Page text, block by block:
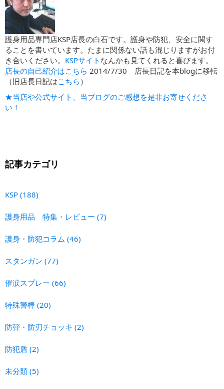
護身用品専門店KSP店長の白石です。護身や防犯、安全に関す
ることを書いています。たまに関係ない話も混じりますがお付
き合いください。 KSPサイト なんかも見てくれると喜びます。
店長の自己紹介はこちら 2014/7/30 店長日記を本blogに移転
（旧店長日記はこちら ）
★当店や公式サイト、当ブログのご感想を是非お寄せくださ
い！
記事カテゴリ
KSP (188)
護身用品 特集・レビュー (7)
護身・防犯コラム (46)
スタンガン (77)
催涙スプレー (66)
特殊警棒 (20)
防弾・防刃チョッキ (2)
防犯盾 (2)
未分類 (5)